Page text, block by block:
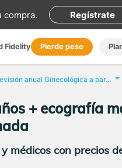
compra. Regístrate
Fidelity Pierde peso
Revisión anual Ginecológica a partir de 40 años + ecografía mamaria
+ ecografía
médicos con precios